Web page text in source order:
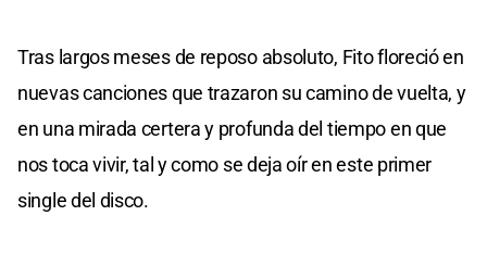
Tras largos meses de reposo absoluto, Fito floreció en
nuevas canciones que trazaron su camino de vuelta, y
en una mirada certera y profunda del tiempo en que
nos toca vivir, tal y como se deja oír en este primer
single del disco.